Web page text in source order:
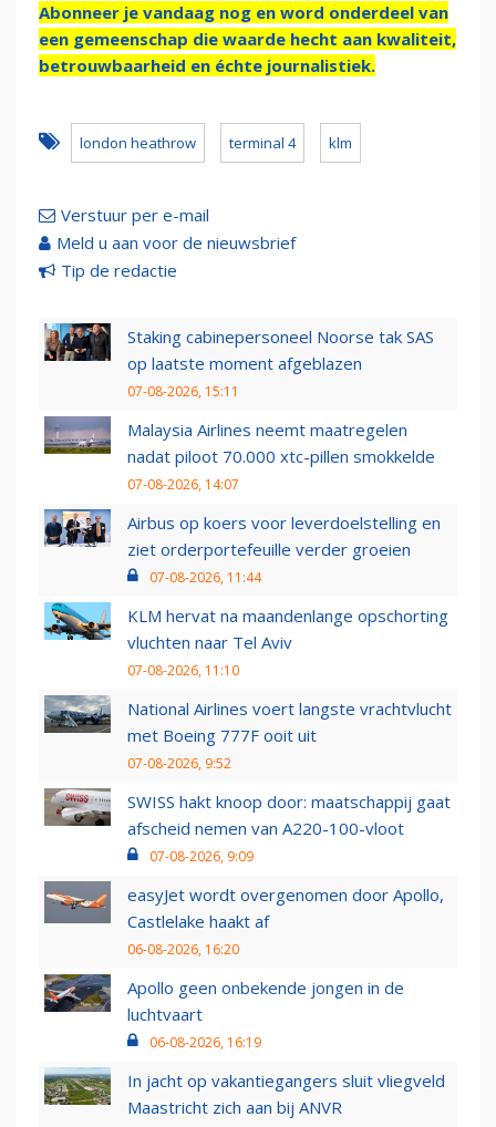
Abonneer je vandaag nog en word onderdeel van
een gemeenschap die waarde hecht aan kwaliteit,
betrouwbaarheid en échte journalistiek.
london heathrow terminal 4 klm
Verstuur per e-mail
Meld u aan voor de nieuwsbrief
Tip de redactie
Staking cabinepersoneel Noorse tak SAS
op laatste moment afgeblazen
07-08-2026, 15:11
Malaysia Airlines neemt maatregelen
nadat piloot 70.000 xtc-pillen smokkelde
07-08-2026, 14:07
Airbus op koers voor leverdoelstelling en
ziet orderportefeuille verder groeien
07-08-2026, 11:44
KLM hervat na maandenlange opschorting
vluchten naar Tel Aviv
07-08-2026, 11:10
National Airlines voert langste vrachtvlucht
met Boeing 777F ooit uit
07-08-2026, 9:52
SWISS hakt knoop door: maatschappij gaat
afscheid nemen van A220-100-vloot
07-08-2026, 9:09
easyJet wordt overgenomen door Apollo,
Castlelake haakt af
06-08-2026, 16:20
Apollo geen onbekende jongen in de
luchtvaart
06-08-2026, 16:19
In jacht op vakantiegangers sluit vliegveld
Maastricht zich aan bij ANVR